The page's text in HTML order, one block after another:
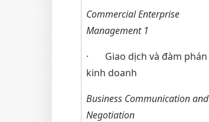
Commercial Enterprise
Management 1
· Giao dịch và đàm phán
kinh doanh
Business Communication and
Negotiation